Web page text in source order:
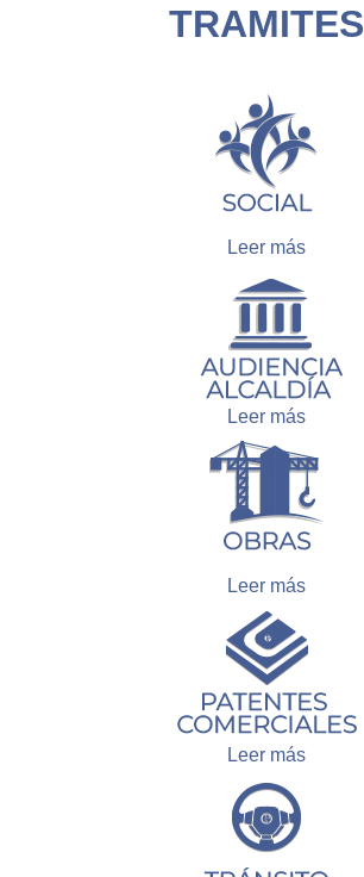
TRAMITES
Leer más
Leer más
Leer más
Leer más